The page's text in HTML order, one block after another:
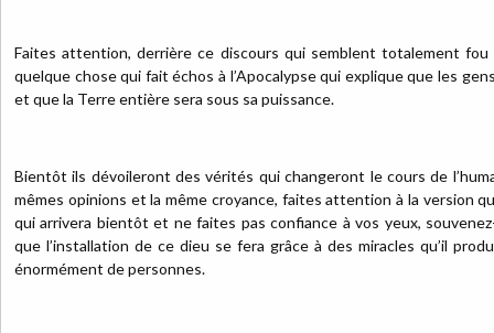
Faites attention, derrière ce discours qui semblent totalement
quelque chose qui fait échos à l’Apocalypse qui explique que les
et que la Terre entière sera sous sa puissance.
Bientôt ils dévoileront des vérités qui changeront le cours de
mêmes opinions et la même croyance, faites attention à la version
qui arrivera bientôt et ne faites pas confiance à vos yeux,
que l’installation de ce dieu se fera grâce à des miracles qu’il
énormément de personnes.